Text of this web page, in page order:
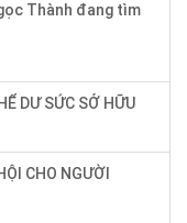
Thành đang tìm
DƯ SỨC SỞ HỮU
CHO NGƯỜI